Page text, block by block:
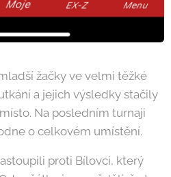
žačky ve velmi těžké
a jejich výsledky stačily
Na posledním turnaji
o celkovém umístění.
proti Bílovci, který